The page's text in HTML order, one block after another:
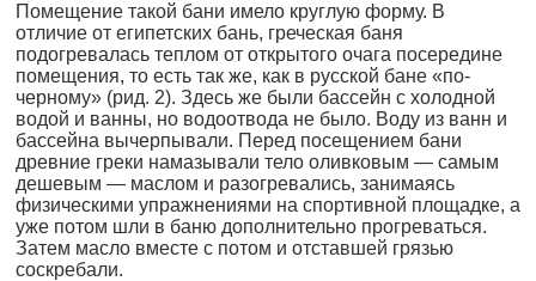
Помещение такой бани имело круглую форму. В
отличие от египетских бань, греческая баня
подогревалась теплом от откры­того очага посередине
помещения, то есть так же, как в русской бане «по-
черному» (рид. 2). Здесь же были бассейн с холодной
во­дой и ванны, но водоотвода не было. Воду из ванн и
бассейна вы­черпывали. Перед посещением бани
древние греки намазывали тело оливковым — самым
дешевым — маслом и разогревались, занимаясь
физическими упражнениями на спортивной площад­ке, а
уже потом шли в баню дополнительно прогреваться.
Затем масло вместе с потом и отставшей грязью
соскребали.